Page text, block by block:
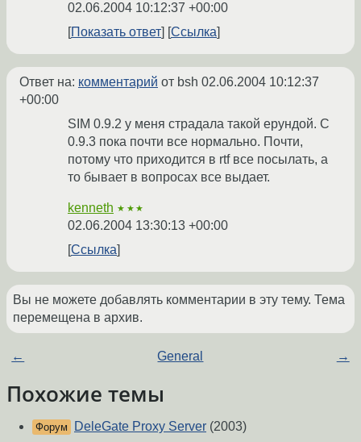
02.06.2004 10:12:37 +00:00
Показать ответ
Ссылка
Ответ на: комментарий от bsh 02.06.2004 10:12:37
+00:00
SIM 0.9.2 у меня страдала такой ерундой. С
0.9.3 пока почти все нормально. Почти,
потому что приходится в rtf все посылать, а
то бывает в вопросах все выдает.
kenneth ★★★
02.06.2004 13:30:13 +00:00
Ссылка
Вы не можете добавлять комментарии в эту тему. Тема
перемещена в архив.
← General →
Похожие темы
Форум DeleGate Proxy Server (2003)